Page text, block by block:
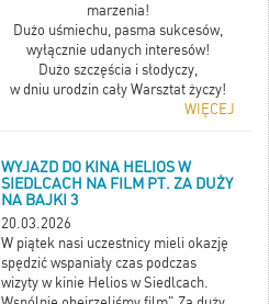
marzenia!
Dużo uśmiechu, pasma sukcesów,
wyłącznie udanych interesów!
Dużo szczęścia i słodyczy,
w dniu urodzin cały Warsztat życzy!
WIĘCEJ
WYJAZD DO KINA HELIOS W
SIEDLCACH NA FILM PT. ZA DUŻY
NA BAJKI 3
20.03.2026
W piątek nasi uczestnicy mieli okazję
spędzić wspaniały czas podczas
wizyty w kinie Helios w Siedlcach.